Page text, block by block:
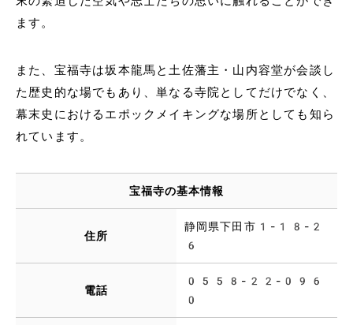
ます。
また、宝福寺は坂本龍馬と土佐藩主・山内容堂が会談し
た歴史的な場でもあり、単なる寺院としてだけでなく、
幕末史におけるエポックメイキングな場所としても知ら
れています。
宝福寺の基本情報
住所
静岡県下田市1-18-2
6
電話
0558-22-096
0